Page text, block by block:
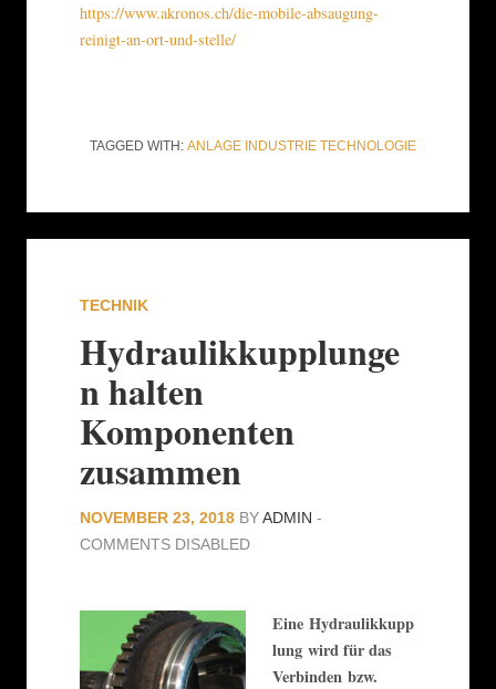
https://www.akronos.ch/die-mobile-absaugung-
reinigt-an-ort-und-stelle/
TAGGED WITH: ANLAGE INDUSTRIE TECHNOLOGIE
TECHNIK
Hydraulikkupplunge
n halten
Komponenten
zusammen
NOVEMBER 23, 2018 BYADMIN -
COMMENTS DISABLED
Eine Hydraulikkupp
lung wird für das
Verbinden bzw.